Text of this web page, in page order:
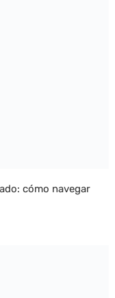
cómo navegar